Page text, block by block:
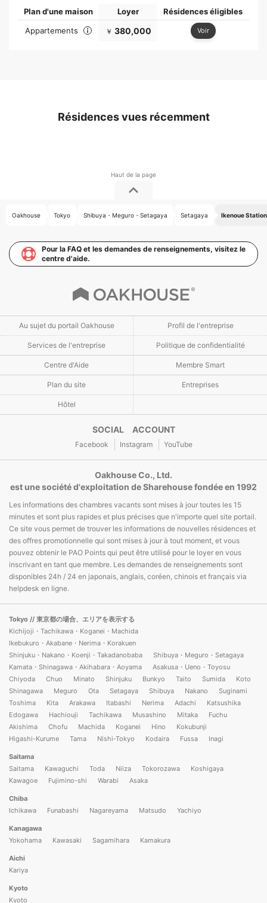
Plan d'une maison Loyer
Résidences éligibles
Appartements
￥ 380,000 Voir
Résidences vues récemment
Oakhouse Tokyo Shibuya・Meguro・Setagaya Setagaya Ikenoue Station
Pour la FAQ et les demandes de renseignements, visitez le
centre d'aide.
Au sujet du portail Oakhouse Profil de l'entreprise
Services de l'entreprise Politique de confidentialité
Centre d'Aide Membre Smart
Plan du site Entreprises
Hôtel
SOCIAL ACCOUNT
Facebook Instagram YouTube
Oakhouse Co., Ltd.
est une société d'exploitation de Sharehouse fondée en 1992
Les informations des chambres vacants sont mises à jour toutes les 15
minutes et sont plus rapides et plus précises que n'importe quel site portail.
Ce site vous permet de trouver les informations de nouvelles résidences et
des offres promotionnelle qui sont mises à jour à tout moment, et vous
pouvez obtenir le PAO Points qui peut être utilisé pour le loyer en vous
inscrivant en tant que membre. Les demandes de renseignements sont
disponibles 24h / 24 en japonais, anglais, coréen, chinois et français via
helpdesk en ligne.
Tokyo // 東京都の場合、エリアを表示する
Kichijoji・Tachikawa・Koganei・Machida
Ikebukuro・Akabane・Nerima・Korakuen
Shinjuku・Nakano・Koenji・Takadanobaba
Shibuya・Meguro・Setagaya
Kamata・Shinagawa・Akihabara・Aoyama
Asakusa・Ueno・Toyosu
Chiyoda
Chuo Minato Shinjuku Bunkyo Taito Sumida
Koto
Shinagawa
Meguro Ota Setagaya Shibuya Nakano
Suginami
Toshima
Kita Arakawa Itabashi Nerima Adachi
Katsushika
Edogawa
Hachiouji Tachikawa Musashino Mitaka
Fuchu
Akishima
Chofu Machida Koganei Hino
Kokubunji
Higashi-Kurume
Tama Nishi-Tokyo Kodaira Fussa Inagi
Saitama
Saitama
Kawaguchi Toda Niiza Tokorozawa
Koshigaya
Kawagoe
Fujimino-shi Warabi Asaka
Chiba
Ichikawa
Funabashi Nagareyama Matsudo Yachiyo
Kanagawa
Yokohama
Kawasaki Sagamihara Kamakura
Aichi
Kariya
Kyoto
Kyoto